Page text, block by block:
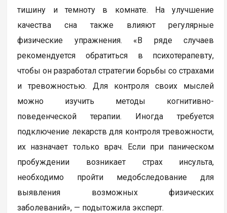
тишину и темноту в комнате. На улучшение
качества сна также влияют регулярные
физические упражнения. «В ряде случаев
рекомендуется обратиться в психотерапевту,
чтобы он разработал стратегии борьбы со страхами
и тревожностью. Для контроля своих мыслей
можно изучить методы когнитивно-
поведенческой терапии. Иногда требуется
подключение лекарств для контроля тревожности,
их назначает только врач. Если при паническом
пробуждении возникает страх инсульта,
необходимо пройти медобследование для
выявления возможных физических
заболеваний», — подытожила эксперт.